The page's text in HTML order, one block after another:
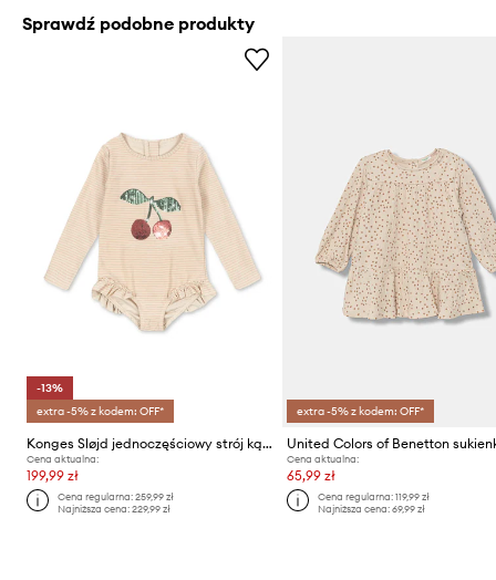
Sprawdź podobne produkty
-13%
extra -5% z kodem: OFF*
Konges Sløjd jednoczęściowy strój kąpielowy dziecięcy JADE LS SWIMSUIT
Cena aktualna:
199,99 zł
Cena regularna:259,99 zł
Najniższa cena:229,99 zł
extra -5% z kodem: OFF*
Cena aktualna:
65,99 zł
Cena regularna: 119,99 zł
Najniższa cena: 69,99 zł